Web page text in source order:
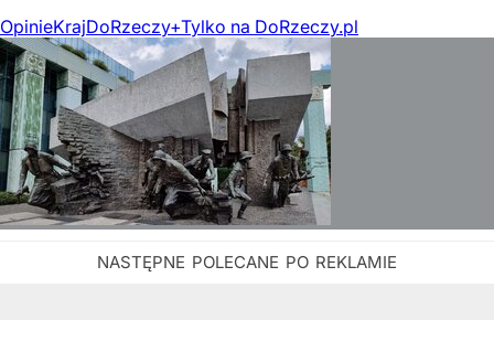
OpinieKrajDoRzeczy+Tylko na DoRzeczy.pl